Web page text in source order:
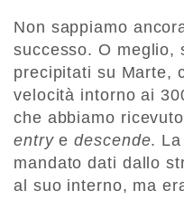
Non sappiamo
successo. O meglio,
precipitati su Marte,
velocità intorno ai
che abbiamo
entryedescende.
mandato dati dallo
al suo interno, ma